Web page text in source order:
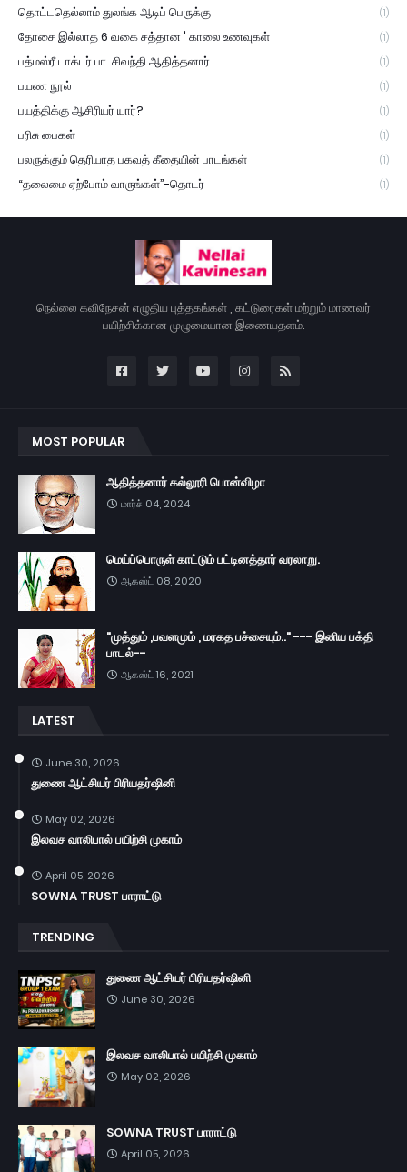
தொட்டதெல்லாம் துலங்க ஆடிப் பெருக்கு (1)
தோசை இல்லாத 6 வகை சத்தான ' காலை உணவுகள் (1)
பத்மஸ்ரீ டாக்டர் பா. சிவந்தி ஆதித்தனார் (1)
பயண நூல் (1)
பயத்திக்கு ஆசிரியர் யார்? (1)
பரிசு பைகள் (1)
பலருக்கும் தெரியாத பகவத் கீதையின் பாடங்கள் (1)
“தலைமை ஏற்போம் வாருங்கள்”-தொடர் (1)
நெல்லை கவிநேசன் எழுதிய புத்தகங்கள் , கட்டுரைகள் மற்றும் மாணவர்
பயிற்சிக்கான முழுமையான இணையதளம்.
MOST POPULAR
ஆதித்தனார் கல்லூரி பொன்விழா
மார்ச் 04, 2024
மெய்ப்பொருள் காட்டும் பட்டினத்தார் வரலாறு.
ஆகஸ்ட் 08, 2020
"முத்தும் ,பவளமும் , மரகத பச்சையும்.." --- இனிய பக்தி
பாடல்--
ஆகஸ்ட் 16, 2021
LATEST
June 30, 2026
துணை ஆட்சியர் பிரியதர்ஷினி
May 02, 2026
இலவச வாலிபால் பயிற்சி முகாம்
April 05, 2026
SOWNA TRUST பாராட்டு
TRENDING
துணை ஆட்சியர் பிரியதர்ஷினி
June 30, 2026
இலவச வாலிபால் பயிற்சி முகாம்
May 02, 2026
SOWNA TRUST பாராட்டு
April 05, 2026